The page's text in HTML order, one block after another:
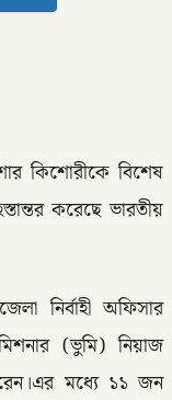
কিশোরীকে বিশেষ
করেছে ভারতীয়
নির্বাহী অফিসার
(ভুমি) নিয়াজ
মধ্যে ১১ জন